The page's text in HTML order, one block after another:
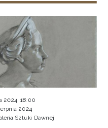
2024, 18:00
2024
Sztuki Dawnej